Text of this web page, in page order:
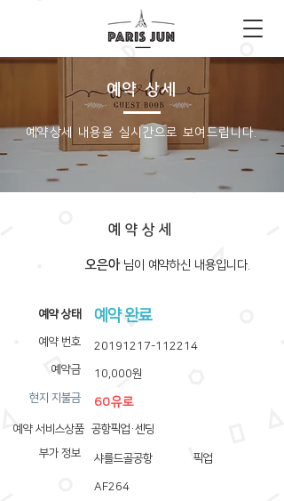
예약 상세
​예약상세 내용을 실시간으로 보여드립니다.
예약상세
오은아 ​님이 예약하신 내용입니다.
​예약 상태
예약 번호
예약금
​현지 지불금
부가 정보
예약 서비스상품
예약 완료
20191217-112214
10,000원
60유로
공항픽업·센딩
샤를드골공항 픽업
AF264